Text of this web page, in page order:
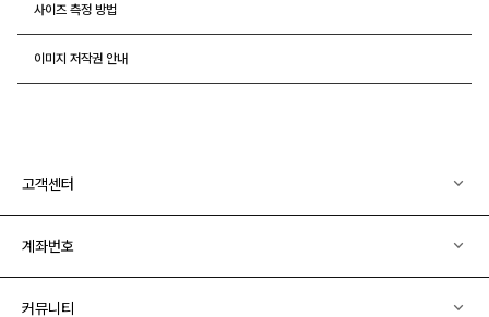
사이즈 측정 방법
이미지 저작권 안내
고객센터
계좌번호
커뮤니티